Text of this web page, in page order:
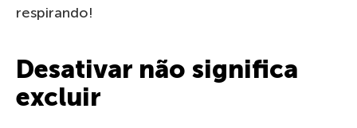
respirando!
Desativar não significa
excluir